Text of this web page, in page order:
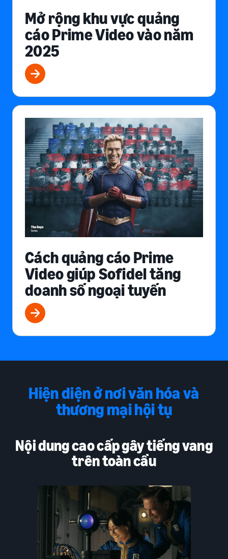
Mở rộng khu vực quảng
cáo Prime Video vào năm
2025
Cách quảng cáo Prime
Video giúp Sofidel tăng
doanh số ngoại tuyến
Hiện diện ở nơi văn hóa và
thương mại hội tụ
Nội dung cao cấp gây tiếng vang
trên toàn cầu